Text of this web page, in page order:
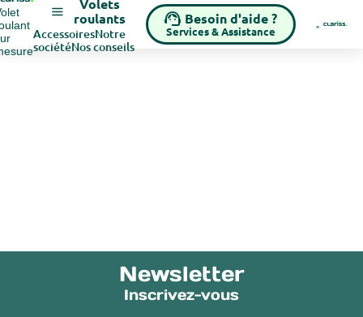
Volets
roulants
AccessoiresNotre
sociétéNos conseils
Besoin d'aide ?
Services & Assistance
Newsletter
Inscrivez-vous